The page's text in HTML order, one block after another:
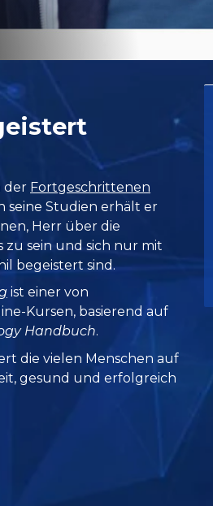
der Fortgeschrittenen
seine Studien erhält er
Herr über die
zu sein und sich nur mit
begeistert sind.
ist einer von
Kursen, basierend auf
Handbuch.
die vielen Menschen auf
gesund und erfolgreich